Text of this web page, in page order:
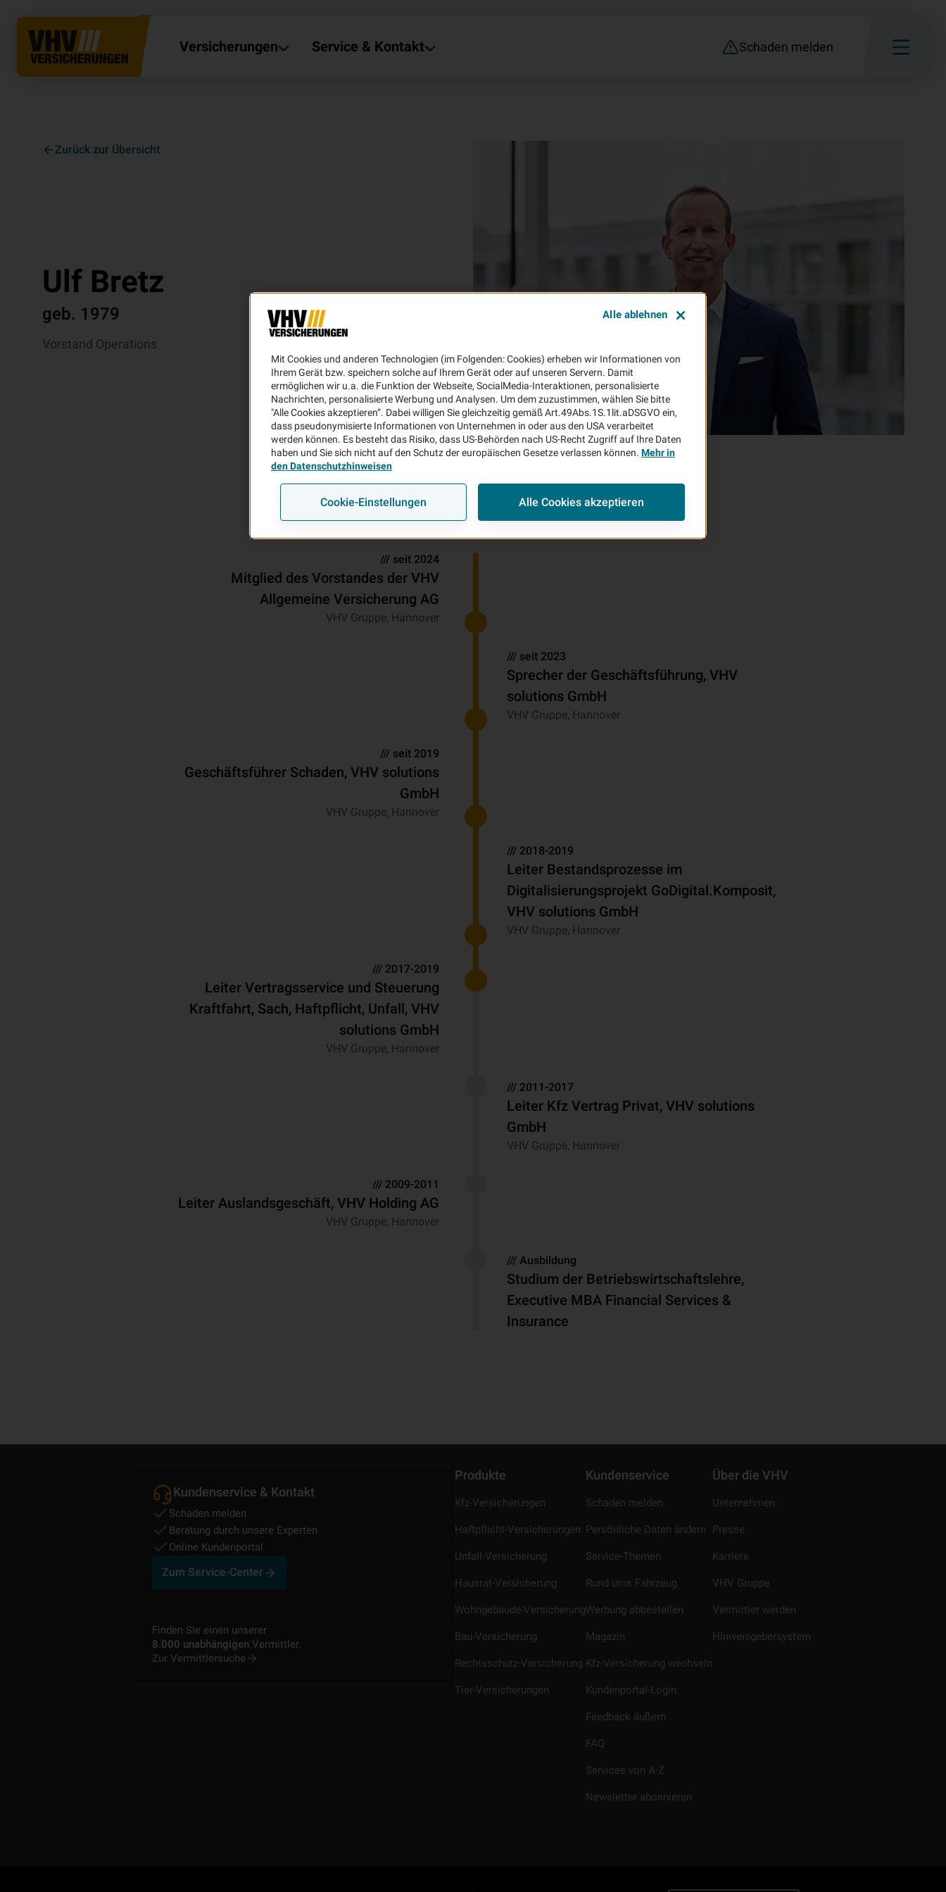
Versicherungen Service & Kontakt Schaden melden
Zurück zur Übersicht
Ulf Bretz
geb. 1979
Vorstand Operations
Mitglied des Vorstandes der VHV
Allgemeine Versicherung AG
/// seit 2024
VHV Gruppe, Hannover
Sprecher der Geschäftsführung, VHV
solutions GmbH
/// seit 2023
VHV Gruppe, Hannover
Geschäftsführer Schaden, VHV solutions
GmbH
/// seit 2019
VHV Gruppe, Hannover
Leiter Bestandsprozesse im
Digitalisierungsprojekt GoDigital.Komposit,
VHV solutions GmbH
/// 2018-2019
VHV Gruppe, Hannover
Leiter Vertragsservice und Steuerung
Kraftfahrt, Sach, Haftpflicht, Unfall, VHV
solutions GmbH
/// 2017-2019
VHV Gruppe, Hannover
Leiter Kfz Vertrag Privat, VHV solutions
GmbH
/// 2011-2017
VHV Gruppe, Hannover
Leiter Auslandsgeschäft, VHV Holding AG
/// 2009-2011
VHV Gruppe, Hannover
Studium der Betriebswirtschaftslehre,
Executive MBA Financial Services &
Insurance
/// Ausbildung
Kundenservice & Kontakt
Schaden melden
Beratung durch unsere Experten
Online Kundenportal
Zum Service-Center
Finden Sie einen unserer
8.000 unabhängigen Vermittler.
Zur Vermittlersuche
Produkte
Kfz-Versicherungen
Haftpflicht-Versicherungen
Unfall-Versicherung
Hausrat-Versicherung
Wohngebäude-Versicherung
Bau-Versicherung
Rechtsschutz-Versicherung
Tier-Versicherungen
Kundenservice
Schaden melden
Persönliche Daten ändern
Service-Themen
Rund ums Fahrzeug
Werbung abbestellen
Magazin
Kfz-Versicherung wechseln
Kundenportal-Login
Feedback äußern
FAQ
Services von A-Z
Newsletter abonnieren
Über die VHV
Unternehmen
Presse
Karriere
VHV Gruppe
Vermittler werden
Hinweisgebersystem
Mit Cookies und anderen Technologien (im Folgenden: Cookies) erheben wir Informationen von
Ihrem Gerät bzw. speichern solche auf Ihrem Gerät oder auf unseren Servern. Damit
ermöglichen wir u.a. die Funktion der Webseite, SocialMedia-Interaktionen, personalisierte
Nachrichten, personalisierte Werbung und Analysen. Um dem zuzustimmen, wählen Sie bitte
"Alle Cookies akzeptieren“. Dabei willigen Sie gleichzeitig gemäß Art.49Abs.1S.1lit.aDSGVO ein,
dass pseudonymisierte Informationen von Unternehmen in oder aus den USA verarbeitet
werden können. Es besteht das Risiko, dass US-Behörden nach US-Recht Zugriff auf Ihre Daten
haben und Sie sich nicht auf den Schutz der europäischen Gesetze verlassen können. Mehr in
den Datenschutzhinweisen
Cookie-Einstellungen Alle Cookies akzeptieren
Alle ablehnen